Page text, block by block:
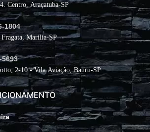
Centro, Araçatuba-SP
1804
Marília-SP
5693
2-10 - Vila Aviação, Bauru-SP